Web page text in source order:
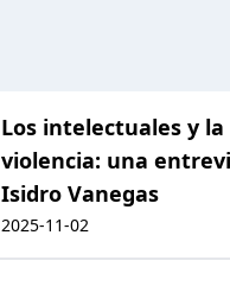
Los intelectuales y la
violencia: una
Isidro Vanegas
2025-11-02